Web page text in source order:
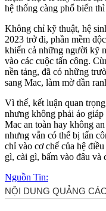
hệ thống càng phổ biến
Không chỉ kỹ thuật, hệ
2023 trở đi, phần mềm
khiến cả những người kỹ
vào các cuộc tấn công.
nền tảng, đã có những
sang Mac, làm mờ dần
Vì thế, kết luận quan
nhưng không phải áo
Mac an toàn hay không
nhưng vẫn có thể bị tấn
chỉ vào cơ chế của hệ
gì, cài gì, bấm vào đâu và
Nguồn Tin: